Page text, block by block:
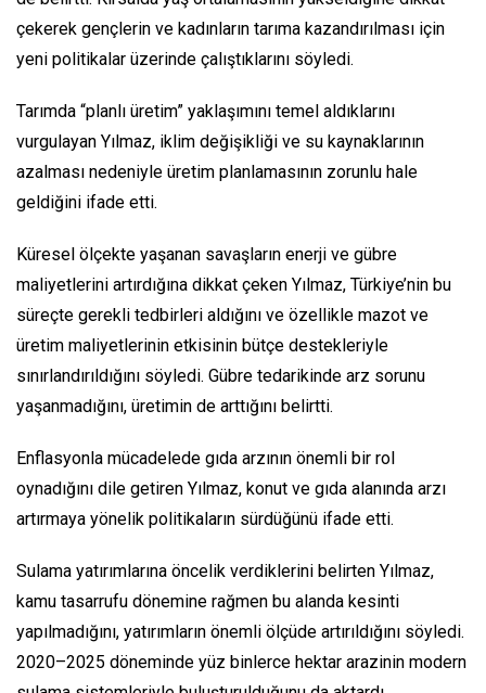
çekerek gençlerin ve kadınların tarıma kazandırılması için
yeni politikalar üzerinde çalıştıklarını söyledi.
Tarımda “planlı üretim” yaklaşımını temel aldıklarını
vurgulayan Yılmaz, iklim değişikliği ve su kaynaklarının
azalması nedeniyle üretim planlamasının zorunlu hale
geldiğini ifade etti.
Küresel ölçekte yaşanan savaşların enerji ve gübre
maliyetlerini artırdığına dikkat çeken Yılmaz, Türkiye’nin bu
süreçte gerekli tedbirleri aldığını ve özellikle mazot ve
üretim maliyetlerinin etkisinin bütçe destekleriyle
sınırlandırıldığını söyledi. Gübre tedarikinde arz sorunu
yaşanmadığını, üretimin de arttığını belirtti.
Enflasyonla mücadelede gıda arzının önemli bir rol
oynadığını dile getiren Yılmaz, konut ve gıda alanında arzı
artırmaya yönelik politikaların sürdüğünü ifade etti.
Sulama yatırımlarına öncelik verdiklerini belirten Yılmaz,
kamu tasarrufu dönemine rağmen bu alanda kesinti
yapılmadığını, yatırımların önemli ölçüde artırıldığını söyledi.
2020–2025 döneminde yüz binlerce hektar arazinin modern